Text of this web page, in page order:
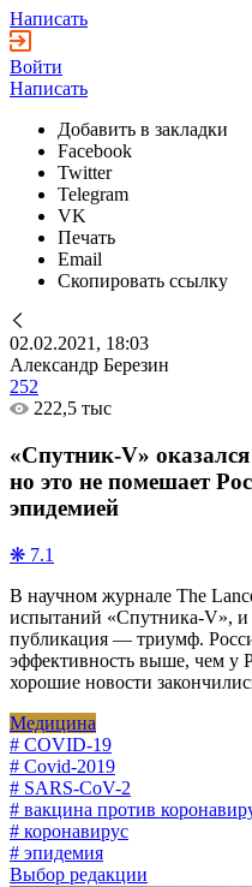
Написать
Войти
Написать
Добавить в закладки
Facebook
Twitter
Telegram
VK
Печать
Email
Скопировать ссылку
02.02.2021, 18:03
Александр Березин
252
222,5 тыс
«Спутник-V»
но это не помешает
эпидемией
❋ 7.1
В научном журнале The
испытаний «Спутника-V», и
публикация — триумф.
эффективность выше, чем у
хорошие новости
Медицина
# COVID-19
# Covid-2019
# SARS-CoV-2
# вакцина против
# коронавирус
# эпидемия
Выбор редакции